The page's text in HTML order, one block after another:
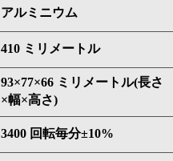
アルミニウム
410 ミリメートル
93×77×66 ミリメートル(長さ
×幅×高さ)
3400 回転毎分±10%